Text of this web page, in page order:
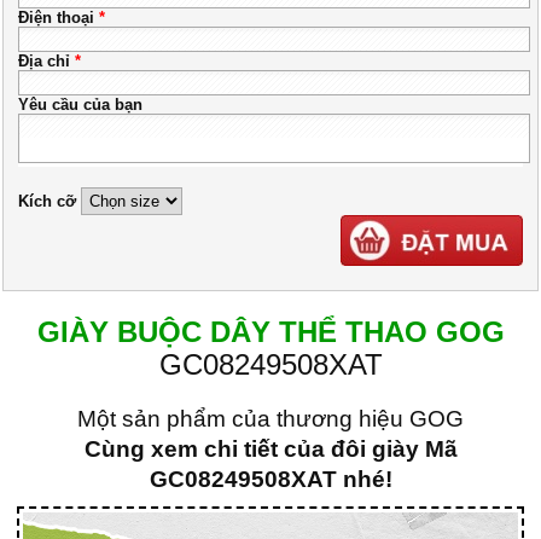
Điện thoại *
Địa chỉ *
Yêu cầu của bạn
Kích cỡ
GIÀY BUỘC DÂY THỂ THAO GOG
GC08249508XAT
Một sản phẩm của thương hiệu GOG
Cùng xem chi tiết của đôi giày Mã
GC08249508XAT nhé!